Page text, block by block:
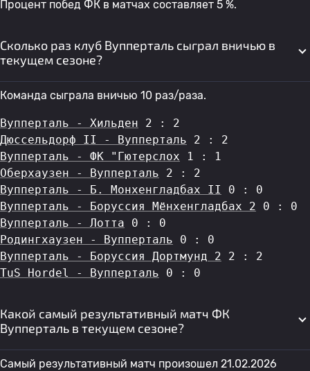
Процент побед ФК в матчах составляет 5 %.
Сколько раз клуб Вупперталь сыграл вничью в
текущем сезоне?
Команда сыграла вничью 10 раз/раза.
Вупперталь - Хильден 2 : 2
Дюссельдорф II - Вупперталь 2 : 2
Вупперталь - ФК "Гютерслох 1 : 1
Оберхаузен - Вупперталь 2 : 2
Вупперталь - Б. Монхенгладбах II
0 : 0
Вупперталь - Боруссия Мёнхенгладбах 2 0 : 0
Вупперталь - Лотта 0 : 0
Родингхаузен - Вупперталь 0 : 0
Вупперталь - Боруссия Дортмунд 2 2 : 2
TuS Hordel - Вупперталь 0 : 0
Какой самый результативный матч ФК
Вупперталь в текущем сезоне?
Самый результативный матч произошел 21.02.2026